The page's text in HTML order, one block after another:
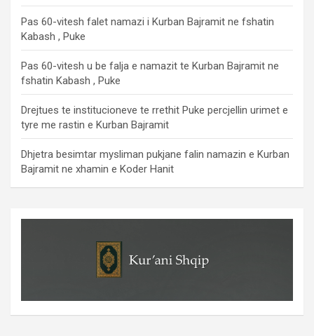
Pas 60-vitesh falet namazi i Kurban Bajramit ne fshatin
Kabash , Puke
Pas 60-vitesh u be falja e namazit te Kurban Bajramit ne
fshatin Kabash , Puke
Drejtues te institucioneve te rrethit Puke percjellin urimet e
tyre me rastin e Kurban Bajramit
Dhjetra besimtar mysliman pukjane falin namazin e Kurban
Bajramit ne xhamin e Koder Hanit